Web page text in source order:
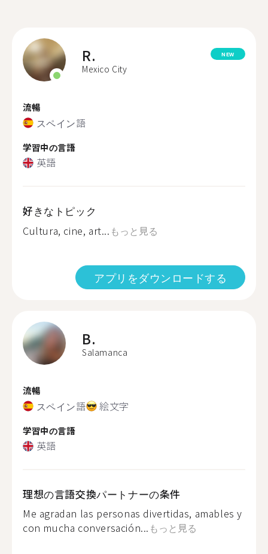
R.
Mexico City
NEW
流暢
スペイン語
学習中の言語
英語
好きなトピック
Cultura, cine, art... もっと見る
アプリをダウンロードする
B.
Salamanca
流暢
スペイン語 絵文字
学習中の言語
英語
理想の言語交換パートナーの条件
Me agradan las personas divertidas, amables y
con mucha conversación... もっと見る